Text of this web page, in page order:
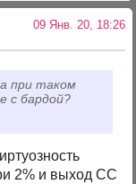
09 Янв. 20, 18:26
при таком
с бардой?
2% и выход СС